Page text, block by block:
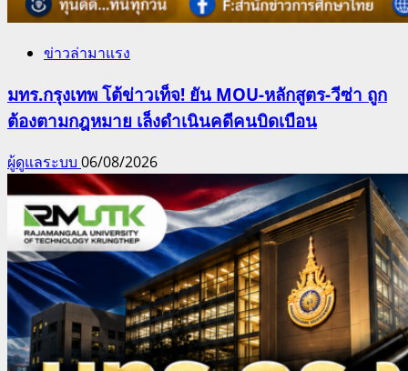
ข่าวล่ามาแรง
มทร.กรุงเทพ โต้ข่าวเท็จ! ยัน MOU-หลักสูตร-วีซ่า ถูก
ต้องตามกฎหมาย เล็งดำเนินคดีคนบิดเบือน
ผู้ดูแลระบบ 06/08/2026